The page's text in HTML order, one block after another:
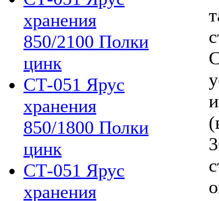
хранения
850/2100 Полки
цинк
СТ-051 Ярус
хранения
850/1800 Полки
цинк
СТ-051 Ярус
хранения